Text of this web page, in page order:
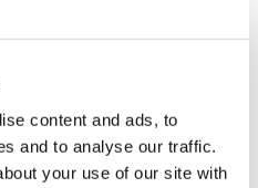
content and ads, to
and to analyse our traffic.
your use of our site with